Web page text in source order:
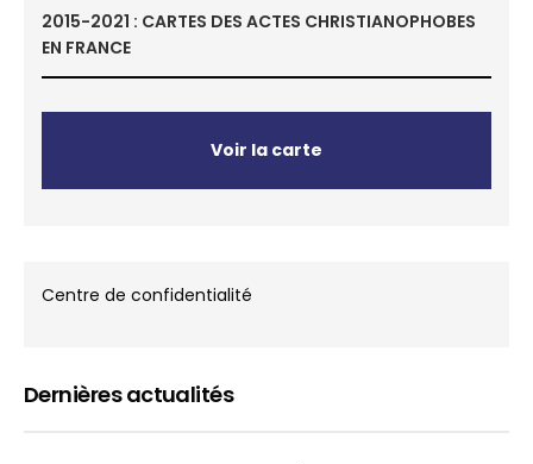
2015-2021 : CARTES DES ACTES CHRISTIANOPHOBES
EN FRANCE
Voir la carte
Centre de confidentialité
Dernières actualités